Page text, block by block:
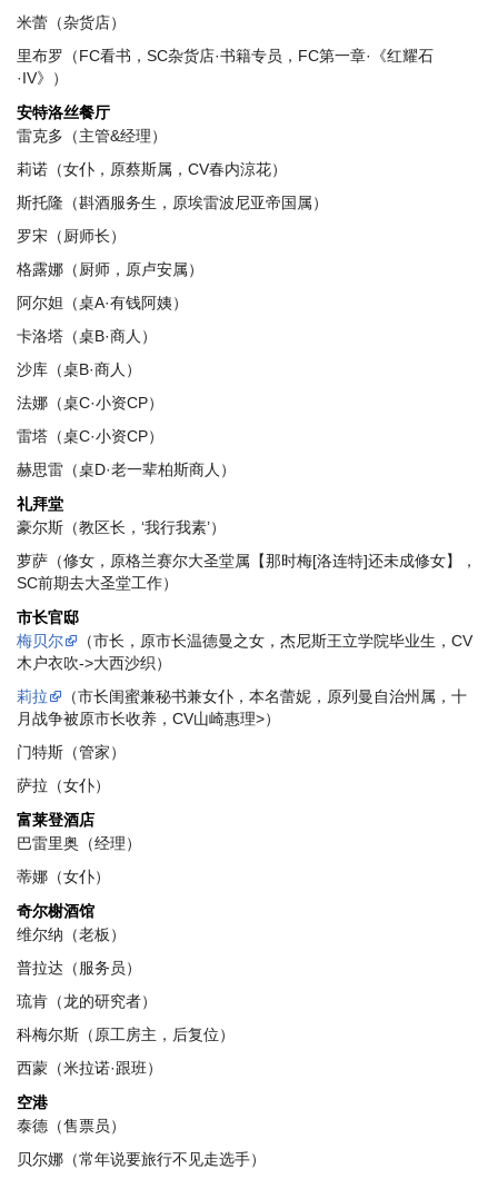
米蕾（杂货店）
里布罗（FC看书，SC杂货店·书籍专员，FC第一章·《红耀石
·IV》）
安特洛丝餐厅
雷克多（主管&经理）
莉诺（女仆，原蔡斯属，CV春内涼花）
斯托隆（斟酒服务生，原埃雷波尼亚帝国属）
罗宋（厨师长）
格露娜（厨师，原卢安属）
阿尔妲（桌A·有钱阿姨）
卡洛塔（桌B·商人）
沙库（桌B·商人）
法娜（桌C·小资CP）
雷塔（桌C·小资CP）
赫思雷（桌D·老一辈柏斯商人）
礼拜堂
豪尔斯（教区长，‘我行我素’）
萝萨（修女，原格兰赛尔大圣堂属【那时梅[洛连特]还未成修女】，
SC前期去大圣堂工作）
市长官邸
梅贝尔
（市长，原市长温德曼之女，杰尼斯王立学院毕业生，CV
木户衣吹->大西沙织）
莉拉
（市长闺蜜兼秘书兼女仆，本名蕾妮，原列曼自治州属，十
月战争被原市长收养，CV山崎惠理>）
门特斯（管家）
萨拉（女仆）
富莱登酒店
巴雷里奥（经理）
蒂娜（女仆）
奇尔榭酒馆
维尔纳（老板）
普拉达（服务员）
琉肯（龙的研究者）
科梅尔斯（原工房主，后复位）
西蒙（米拉诺·跟班）
空港
泰德（售票员）
贝尔娜（常年说要旅行不见走选手）